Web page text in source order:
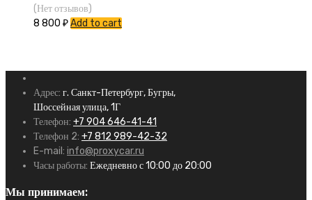
(Нет отзывов)
8 800 ₽Add to cart
Адрес: г. Санкт-Петербург, Бугры,
Шоссейная улица, 1Г
Телефон: +7 904 646-41-41
Телефон 2: +7 812 989-42-32
E-mail: info@proxycar.ru
Часы работы: Ежедневно с 10:00 до 20:00
Мы принимаем: